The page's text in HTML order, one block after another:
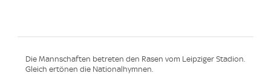
Die Mannschaften betreten den Rasen vom Leipziger Stadion.
Gleich ertönen die Nationalhymnen.